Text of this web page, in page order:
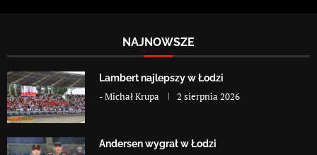
NAJNOWSZE
Lambert najlepszy w Łodzi
-Michał Krupa 2 sierpnia 2026
Andersen wygrał w Łodzi